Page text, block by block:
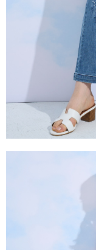
權轉讓予恩沛科技股份
２．關於個人資料處理
https://aftee.tw/terms/
３．未成年的使用者請
「AFTEE先享後付」，
４．使用「AFTEE先享
時審查核予不同之上限
請求用戶進行身份認證。
５．嚴禁一人註冊多個
恩沛科技股份有限公司